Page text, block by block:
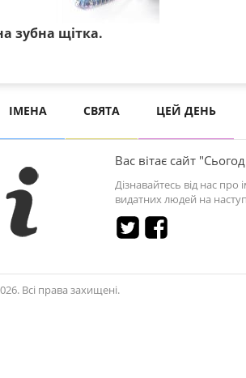
зубна щітка.
ІМЕНА СВЯТА ЦЕЙ ДЕНЬ
Вас вітає сайт
Дізнавайтесь від нас про
видатних людей на
Всі права захищені.